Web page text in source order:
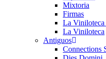
Mixtoria
Firmas
La Viniloteca
La Viniloteca
Antiguos
Connections